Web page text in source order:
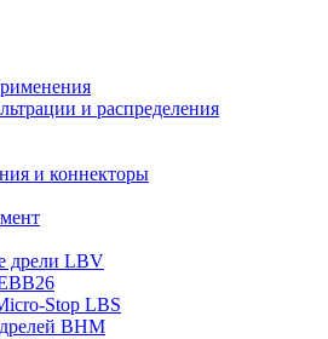
и распределения
и коннекторы
дрели LBV
Stop LBS
BHM